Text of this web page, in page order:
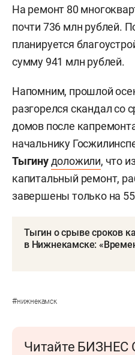
На ремонт 80
почти 736 млн рублей.
планируется
сумму 941 млн рублей.
Напомним, прошлой
разгорелся скандал со
домов после
начальнику
Тыгинудоложили, что
капитальный ремонт,
завершены только на
Тыгин о срыве сроков
в Нижнекамске:
#нижнекамск
Читайте БИЗНЕС